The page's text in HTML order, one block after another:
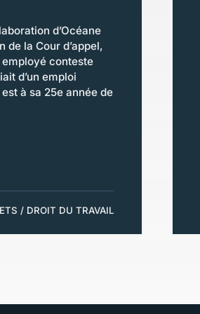
d’Océane
la Cour d’appel,
conteste
d’un emploi
à sa 25e année de
/ DROIT DU TRAVAIL